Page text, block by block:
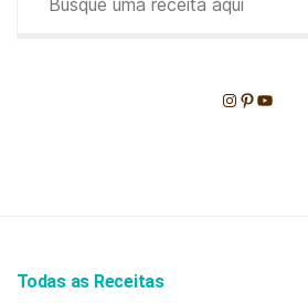
Instagram
Pinterest
Youtube
Todas as Receitas